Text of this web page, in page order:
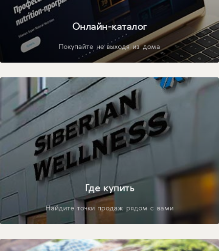
Онлайн-каталог
Покупайте не выходя из дома
Где купить
Найдите точки продаж рядом с вами